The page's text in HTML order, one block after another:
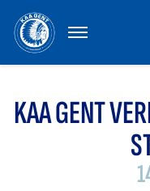
MENU
KAA GENT